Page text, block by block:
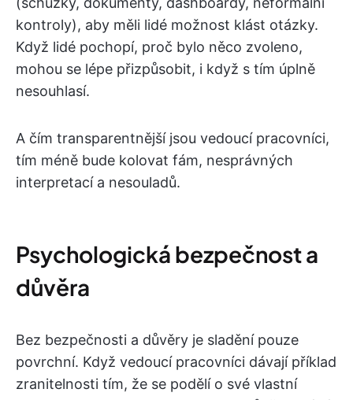
kontroly), aby měli lidé možnost klást otázky.
Když lidé pochopí, proč bylo něco zvoleno,
mohou se lépe přizpůsobit, i když s tím úplně
nesouhlasí.
A čím transparentnější jsou vedoucí pracovníci,
tím méně bude kolovat fám, nesprávných
interpretací a nesouladů.
Psychologická bezpečnost a
důvěra
Bez bezpečnosti a důvěry je sladění pouze
povrchní. Když vedoucí pracovníci dávají příklad
zranitelnosti tím, že se podělí o své vlastní